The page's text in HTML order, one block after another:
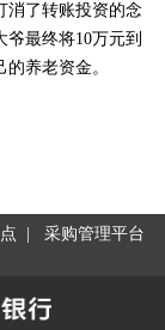
了转账投资的念
最终将10万元到
养老资金。
采购管理平台